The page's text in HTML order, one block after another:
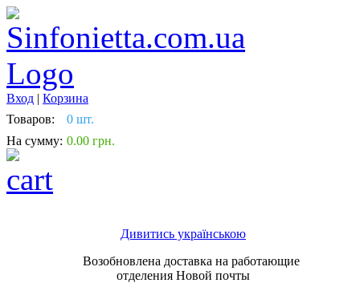
Вход | Корзина
Товаров:
0 шт.
На сумму: 0.00 грн.
Дивитись українською
Возобновлена доставка на работающие
отделения Новой почты